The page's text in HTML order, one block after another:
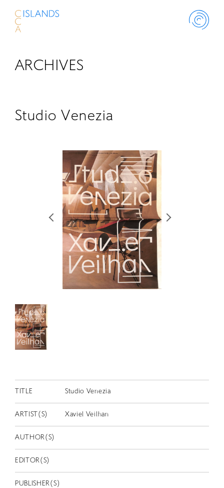
ABOUT
SCHOLARSHIP
RETRACE
コンサート
出版物
動画
スカラシップ受賞者
EN
ARCHIVES
Studio Venezia
TITLE Studio Venezia
ARTIST(S) Xaviel Veilhan
AUTHOR(S)
EDITOR(S)
PUBLISHER(S)